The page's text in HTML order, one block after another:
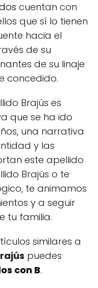
cuentan con
que sí lo tienen
hacia el
de su
de su linaje
concedido.
Brajús es
que se ha ido
una narrativa
y las
este apellido
Brajús o te
te animamos
y a seguir
tu familia.
similares a
puedes
con B.